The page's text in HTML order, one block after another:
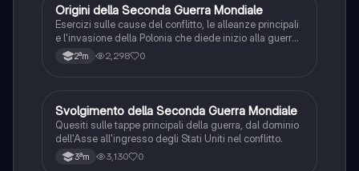
OStoria
Origini della Seconda Guerra Mondiale
Esercizi sulle cause del conflitto, le alleanze principali
e l'invasione della Polonia che diede inizio alla guerra
mondiale.
2ªm 2,298 0
SStoria
Svolgimento della Seconda Guerra Mondiale
Quesiti sulle tappe principali della guerra, dal dominio
dell'Asse all'ingresso degli Stati Uniti nel conflitto.
3ªm 3,130 0